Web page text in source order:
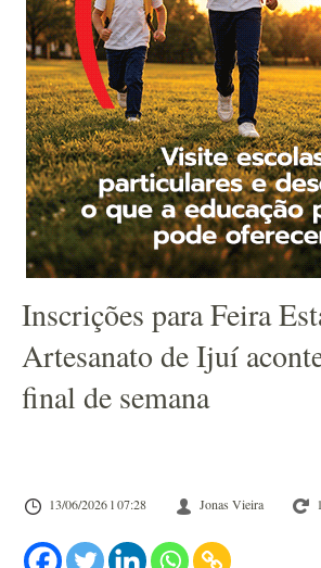
Inscrições para Feira
Artesanato de Ijuí
final de semana
13/06/2026 l 07:28 Jonas Vieira